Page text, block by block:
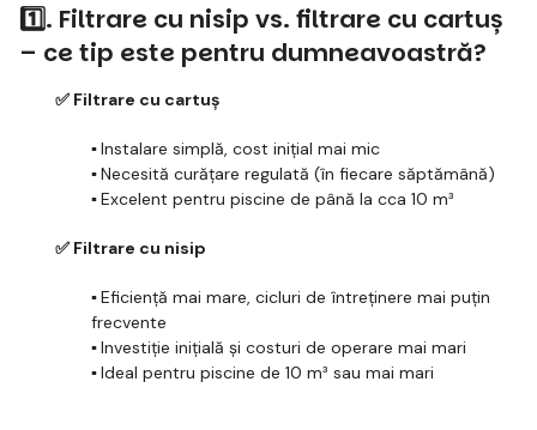
1️⃣. Filtrare cu nisip vs. filtrare cu cartuș
– ce tip este pentru dumneavoastră?
✅ Filtrare cu cartuș
▪️Instalare simplă, cost inițial mai mic
▪️Necesită curățare regulată (în fiecare săptămână)
▪️Excelent pentru piscine de până la cca 10 m³
✅ Filtrare cu nisip
▪️Eficiență mai mare, cicluri de întreținere mai puțin
frecvente
▪️Investiție inițială și costuri de operare mai mari
▪️Ideal pentru piscine de 10 m³ sau mai mari